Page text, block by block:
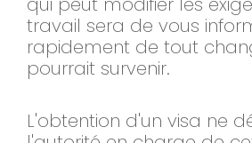
travail sera de vous
rapidement de tout
pourrait survenir.
L'obtention d'un visa ne